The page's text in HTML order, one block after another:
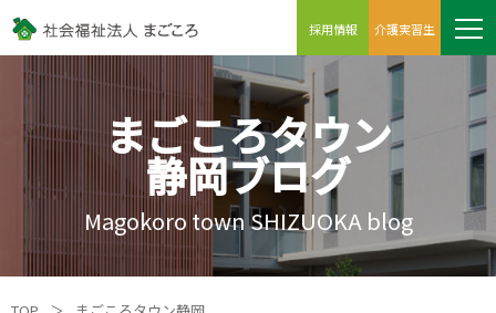
採用情報 介護実習生
まごころタウン
静岡ブログ
Magokoro town SHIZUOKA blog